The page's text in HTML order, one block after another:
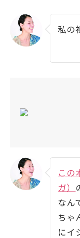
私の
この
ガ）
なん
ちゃ
にイ